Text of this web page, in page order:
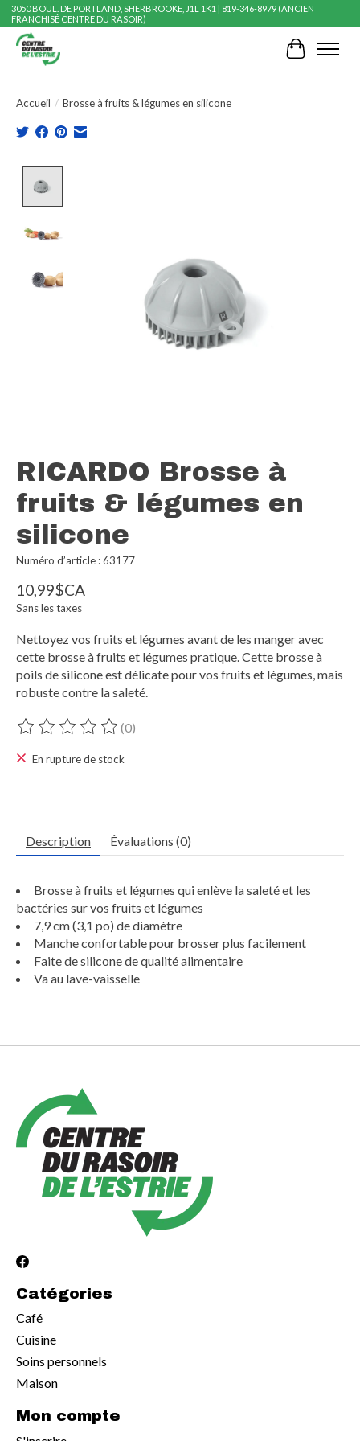
3050 BOUL. DE PORTLAND, SHERBROOKE, J1L 1K1 | 819-346-8979 (ANCIEN
FRANCHISÉ CENTRE DU RASOIR)
Panier
Accueil / Brosse à fruits & légumes en silicone
RICARDO Brosse à
fruits & légumes en
silicone
Numéro d’article : 63177
10,99$CA
Sans les taxes
Nettoyez vos fruits et légumes avant de les manger avec
cette brosse à fruits et légumes pratique. Cette brosse à
poils de silicone est délicate pour vos fruits et légumes, mais
robuste contre la saleté.
Ce produit est évalué à
(0)
En rupture de stock
Description Évaluations (0)
Brosse à fruits et légumes qui enlève la saleté et les
bactéries sur vos fruits et légumes
7,9 cm (3,1 po) de diamètre
Manche confortable pour brosser plus facilement
Faite de silicone de qualité alimentaire
Va au lave-vaisselle
Catégories
Café
Cuisine
Soins personnels
Maison
Mon compte